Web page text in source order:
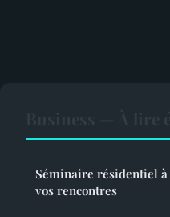
Séminaire résidentiel
vos rencontres